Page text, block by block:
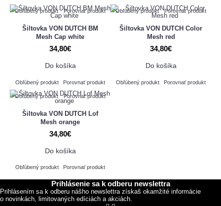
Obľúbený produkt Porovnať produkt
Šiltovka VON DUTCH BM
Mesh Cap white
34,80€
Do košíka
Obľúbený produkt Porovnať produkt
Obľúbený produkt Porovnať produkt
Šiltovka VON DUTCH Color
Mesh red
34,80€
Do košíka
Obľúbený produkt Porovnať produkt
Obľúbený produkt Porovnať produkt
Šiltovka VON DUTCH Lof
Mesh orange
34,80€
Do košíka
Obľúbený produkt Porovnať produkt
Prihlásenie sa k odberu newslettra
Prihlásením sa k odberu nášho newslettra získaš okamžité informácie
o novinkách, limitovaných edíciách a akciách.